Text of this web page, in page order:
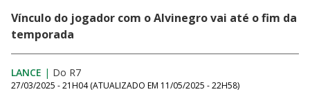
Vínculo do jogador com o Alvinegro vai até o fim da
temporada
LANCE | Do R7
27/03/2025 - 21H04 (ATUALIZADO EM 11/05/2025 - 22H58)